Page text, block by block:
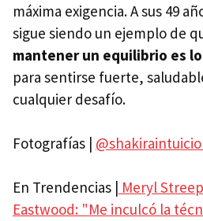
máxima exigencia. A sus 49
sigue siendo un ejemplo de
mantener un equilibrio es
para sentirse fuerte,
cualquier desafío.
Fotografías |
En Trendencias | Meryl
Eastwood: "Me inculcó la